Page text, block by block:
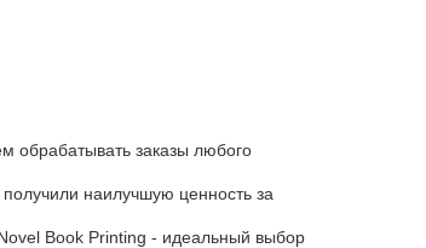
обрабатывать заказы любого
наилучшую ценность за
Book Printing - идеальный выбор